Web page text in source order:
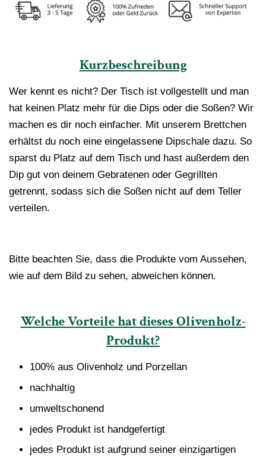
Kurzbeschreibung
Wer kennt es nicht? Der Tisch ist vollgestellt und man
hat keinen Platz mehr für die Dips oder die Soßen? Wir
machen es dir noch einfacher. Mit unserem Brettchen
erhältst du noch eine eingelassene Dipschale dazu. So
sparst du Platz auf dem Tisch und hast außerdem den
Dip gut von deinem Gebratenen oder Gegrillten
getrennt, sodass sich die Soßen nicht auf dem Teller
verteilen.
Bitte beachten Sie, dass die Produkte vom Aussehen,
wie auf dem Bild zu sehen, abweichen können.
Welche Vorteile hat dieses Olivenholz-
Produkt?
100% aus Olivenholz und Porzellan
nachhaltig
umweltschonend
jedes Produkt ist handgefertigt
jedes Produkt ist aufgrund seiner einzigartigen